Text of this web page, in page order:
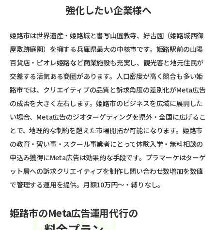
強化したい企業様へ
姫路市は世界遺産・姫路城と書写山圓教寺、好古園（姫路城西御
屋敷跡庭園）を擁する兵庫県最大の中核市です。姫路駅前の山陽
百貨店・ピオレ姫路など商業施設も充実し、観光客と地元住民が
交差する活気ある商圏があります。人口密度が高く競合も多い姫
路市では、クリエイティブの品質と訴求角度の差別化がMeta広告
の成否を大きく左右します。姫路市のビジネスを広域に展開した
い場合、Meta広告のジオターゲティングを県外・全国に広げるこ
とで、地理的な制約を超えた市場開拓が可能になります。姫路市
の教育・習い事・スクール事業者にとって体験入学・無料相談の
申込み獲得にMeta広告は効果的な手段です。プラマーケはターゲ
ット層への訴求クリエイティブを制作し問い合わせ数増加を数値
で管理する運用を提供。月額10万円〜・縛りなし。
姫路市のMeta広告運用代行の